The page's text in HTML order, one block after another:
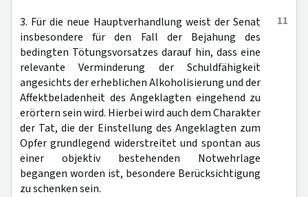
11
3. Für die neue Hauptverhandlung weist der Senat
insbesondere für den Fall der Bejahung des
bedingten Tötungsvorsatzes darauf hin, dass eine
relevante Verminderung der Schuldfähigkeit
angesichts der erheblichen Alkoholisierung und der
Affektbeladenheit des Angeklagten eingehend zu
erörtern sein wird. Hierbei wird auch dem Charakter
der Tat, die der Einstellung des Angeklagten zum
Opfer grundlegend widerstreitet und spontan aus
einer objektiv bestehenden Notwehrlage
begangen worden ist, besondere Berücksichtigung
zu schenken sein.